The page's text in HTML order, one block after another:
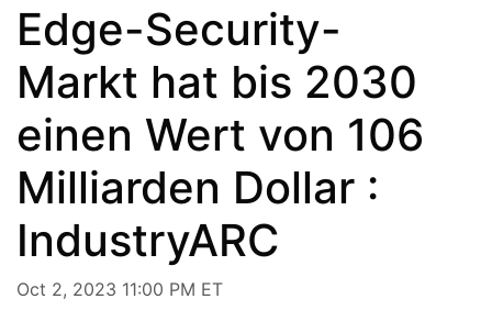
Edge-Security-
Markt hat bis 2030
einen Wert von 106
Milliarden Dollar :
IndustryARC
Oct 2, 2023 11:00 PM ET